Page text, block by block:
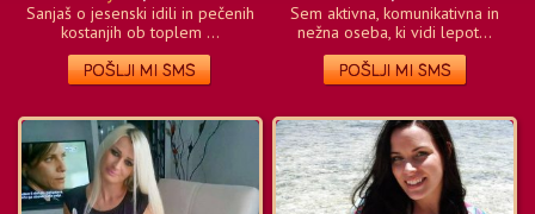
Sanjaš o jesenski idili in pečenih
kostanjih ob toplem ...
Sem aktivna, komunikativna in
nežna oseba, ki vidi lepot...